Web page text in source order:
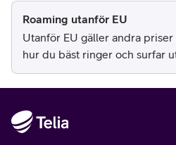
Roaming utanför EU
Utanför EU gäller andra priser
hur du bäst ringer och surfar